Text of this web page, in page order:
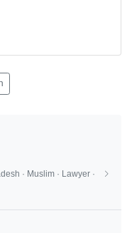
· Muslim · Lawyer ·